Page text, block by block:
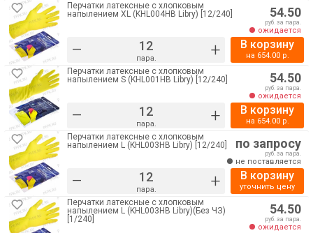
Перчатки латексные с хлопковым
напылением XL (KHL004HB Libry) [12/240]
– пара. +
54.50
руб. за пара.
ожидается
В корзину
на 654.00р.
Перчатки латексные с хлопковым
напылением S (KHL001HB Libry) [12/240]
– пара. +
54.50
руб. за пара.
ожидается
В корзину
на 654.00р.
Перчатки латексные с хлопковым
напылением L (KHL003HB Libry) [12/240]
– пара. +
по запросу
руб. за пара.
не поставляется
В корзину
уточнить цену
Перчатки латексные с хлопковым
напылением L (KHL003HB Libry)(Без ЧЗ)
[1/240]
54.50
руб. за пара.
ожидается